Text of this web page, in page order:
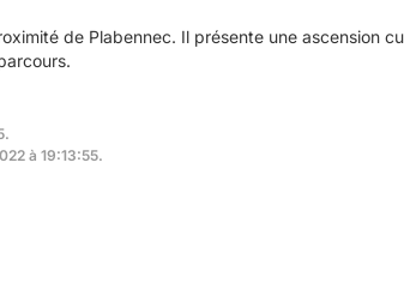
de Plabennec. Il présente une ascension
à 19:13:55.